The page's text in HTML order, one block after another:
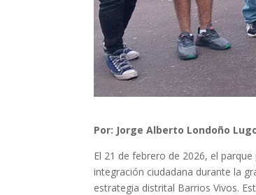
Por: Jorge Alberto Londoño
El 21 de febrero de 2026, el
integración ciudadana durante la
estrategia distrital Barrios Vivos.